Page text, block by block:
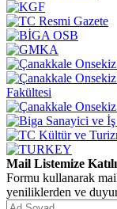
Mail Listemize
Formu kullanarak
yeniliklerden ve